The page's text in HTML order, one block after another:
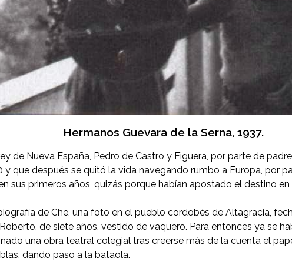
Hermanos Guevara de la Serna, 1937.
de Nueva España, Pedro de Castro y Figuera, por parte de
que después se quitó la vida navegando rumbo a Europa, por
sus primeros años, quizás porque habían apostado el destino
de Che, una foto en el pueblo cordobés de Altagracia,
de siete años, vestido de vaquero. Para entonces ya se
una obra teatral colegial tras creerse más de la cuenta el
dando paso a la bataola.